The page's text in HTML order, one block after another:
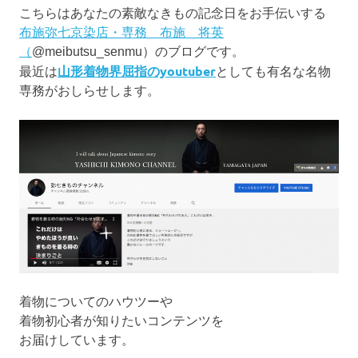
こちらはあなたの素敵なきもの記念日をお手伝いする
布施弥七京染店・専務 布施 将英
（@meibutsu_senmu）のブログです。
最近は山形着物界屈指のyoutuberとしても有名な名物
専務がおしらせします。
着物についてのハウツーや
着物初心者が知りたいコンテンツを
お届けしています。